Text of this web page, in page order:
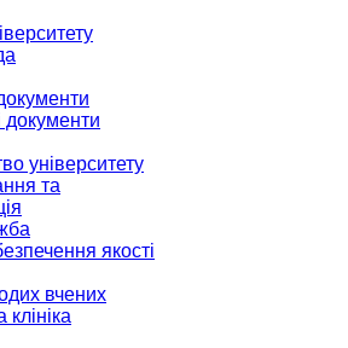
документи
університету
та
якості
вчених